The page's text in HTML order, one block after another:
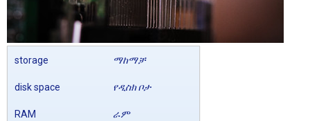
storage ማከማቻ
disk space የዲስክ ቦታ
RAM ራም